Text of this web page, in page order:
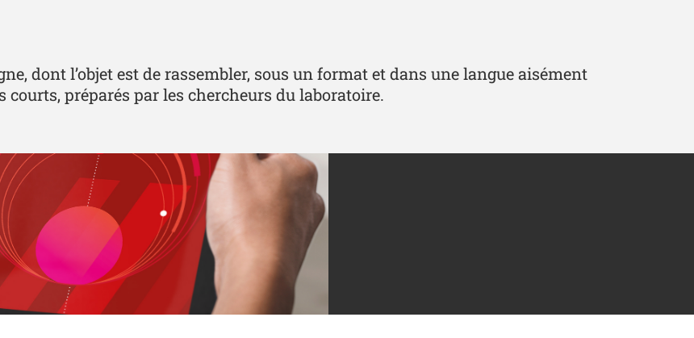
dont l’objet est de rassembler, sous un format et dans une langue aisément
préparés par les chercheurs du laboratoire.